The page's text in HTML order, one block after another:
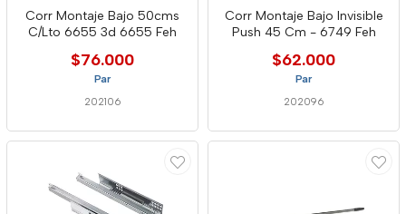
Corr Montaje Bajo 50cms
C/Lto 6655 3d 6655 Feh
$76.000
Par
202106
Corr Montaje Bajo Invisible
Push 45 Cm - 6749 Feh
$62.000
Par
202096